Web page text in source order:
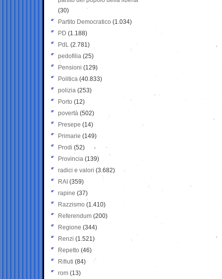
(30)
Partito Democratico (1.034)
PD (1.188)
PdL (2.781)
pedofilia (25)
Pensioni (129)
Politica (40.833)
polizia (253)
Porto (12)
povertà (502)
Presepe (14)
Primarie (149)
Prodi (52)
Provincia (139)
radici e valori (3.682)
RAI (359)
rapine (37)
Razzismo (1.410)
Referendum (200)
Regione (344)
Renzi (1.521)
Repetto (46)
Rifiuti (84)
rom (13)